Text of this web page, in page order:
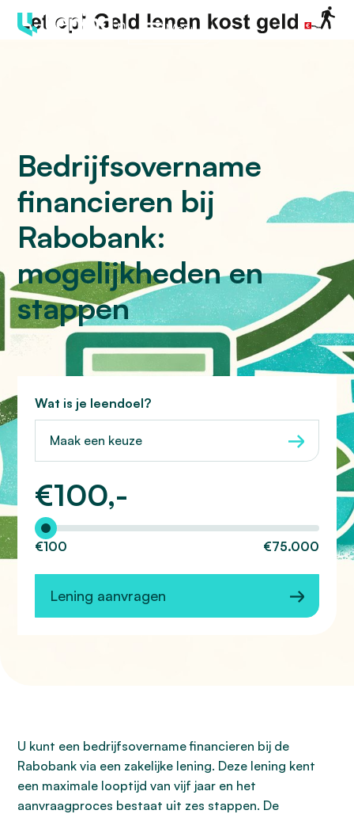
Menu
Bedrijfsovername
financieren bij
Rabobank:
mogelijkheden en
stappen
Wat is je leendoel?
Maak een keuze
€100,-
Hoeveel wilt u lenen?
€100 €75.000
Lening aanvragen
U kunt een bedrijfsovername financieren bij de
Rabobank via een zakelijke lening. Deze lening kent
een maximale looptijd van vijf jaar en het
aanvraagproces bestaat uit zes stappen. De